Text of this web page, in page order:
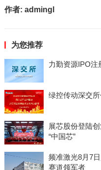
作者: admingl
为您推荐
力勤资源IPO注
绿控传动深交
展芯股份登陆
“中国芯”
频准激光8月7
赛道领军者